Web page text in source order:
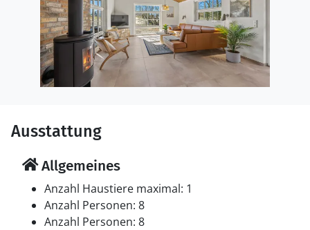
Ausstattung
Allgemeines
Anzahl Haustiere maximal: 1
Anzahl Personen: 8
Anzahl Personen: 8